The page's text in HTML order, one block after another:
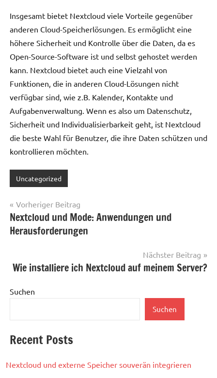
Insgesamt bietet Nextcloud viele Vorteile gegenüber
anderen Cloud-Speicherlösungen. Es ermöglicht eine
höhere Sicherheit und Kontrolle über die Daten, da es
Open-Source-Software ist und selbst gehostet werden
kann. Nextcloud bietet auch eine Vielzahl von
Funktionen, die in anderen Cloud-Lösungen nicht
verfügbar sind, wie z.B. Kalender, Kontakte und
Aufgabenverwaltung. Wenn es also um Datenschutz,
Sicherheit und Individualisierbarkeit geht, ist Nextcloud
die beste Wahl für Benutzer, die ihre Daten schützen und
kontrollieren möchten.
Uncategorized
Beitragsnavigation
Vorheriger Beitrag
Nextcloud und Mode: Anwendungen und
Herausforderungen
Nächster Beitrag
Wie installiere ich Nextcloud auf meinem Server?
Suchen
Suchen
Recent Posts
Nextcloud und externe Speicher souverän integrieren